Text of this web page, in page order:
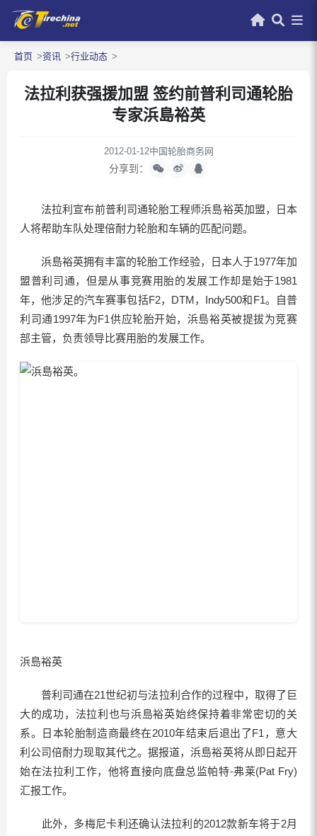
首页 资讯 行业动态
法拉利获强援加盟 签约前普利司通轮胎
专家浜島裕英
2012-01-12中国轮胎商务网
分享到：
法拉利宣布前普利司通轮胎工程师浜島裕英加盟，日本
人将帮助车队处理倍耐力轮胎和车辆的匹配问题。
浜島裕英拥有丰富的轮胎工作经验，日本人于1977年加
盟普利司通，但是从事竞赛用胎的发展工作却是始于1981
年，他涉足的汽车赛事包括F2，DTM，Indy500和F1。自普
利司通1997年为F1供应轮胎开始，浜島裕英被提拔为竞赛
部主管，负责领导比赛用胎的发展工作。
浜島裕英
普利司通在21世纪初与法拉利合作的过程中，取得了巨
大的成功，法拉利也与浜島裕英始终保持着非常密切的关
系。日本轮胎制造商最终在2010年结束后退出了F1，意大
利公司倍耐力现取其代之。据报道，浜島裕英将从即日起开
始在法拉利工作，他将直接向底盘总监帕特-弗莱(Pat Fry)
汇报工作。
此外，多梅尼卡利还确认法拉利的2012款新车将于2月